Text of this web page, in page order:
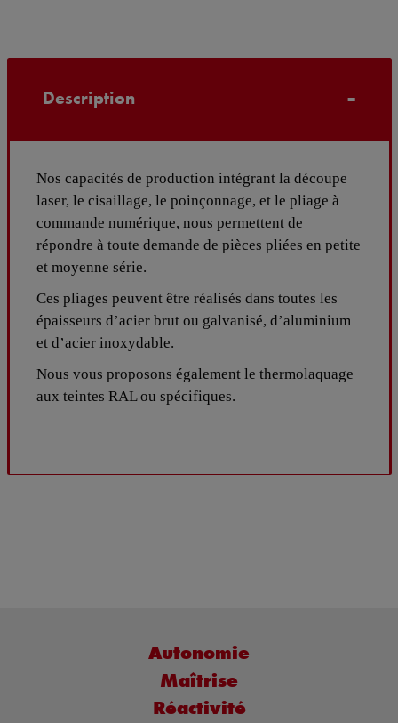
Description
Nos capacités de production intégrant la découpe
laser, le cisaillage, le poinçonnage, et le pliage à
commande numérique, nous permettent de
répondre à toute demande de pièces pliées en petite
et moyenne série.
Ces pliages peuvent être réalisés dans toutes les
épaisseurs d’acier brut ou galvanisé, d’aluminium
et d’acier inoxydable.
Nous vous proposons également le thermolaquage
aux teintes RAL ou spécifiques.
Autonomie
Maîtrise
Réactivité